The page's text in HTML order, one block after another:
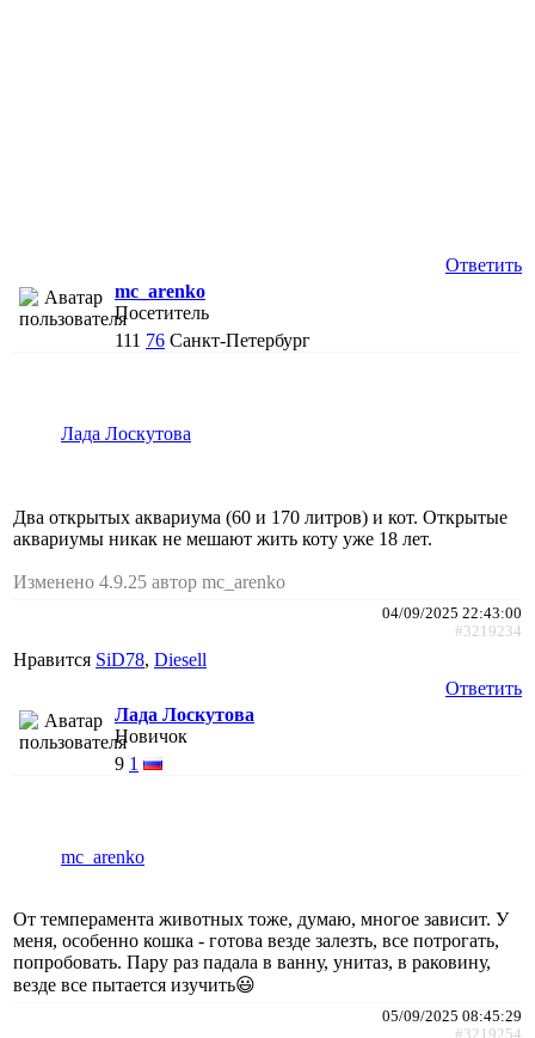
Ответить
mc_arenko
Посетитель
111 76 Санкт-Петербург
Лада Лоскутова
Два открытых аквариума (60 и 170 литров) и кот. Открытые
аквариумы никак не мешают жить коту уже 18 лет.
Изменено 4.9.25 автор mc_arenko
04/09/2025 22:43:00
#3219234
Нравится SiD78, Diesell
Ответить
Лада Лоскутова
Новичок
9 1
mc_arenko
От темперамента животных тоже, думаю, многое зависит. У
меня, особенно кошка - готова везде залезть, все потрогать,
попробовать. Пару раз падала в ванну, унитаз, в раковину,
везде все пытается изучить😃
05/09/2025 08:45:29
#3219254